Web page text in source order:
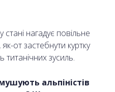
нагадує повільне
як-от застебнути куртку
титанічних зусиль.
альпіністів